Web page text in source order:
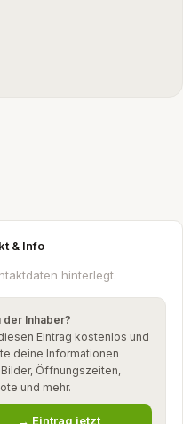
& Info
hinterlegt.
der Inhaber?
Eintrag kostenlos und
deine Informationen
Öffnungszeiten,
und mehr.
→ Eintrag jetzt